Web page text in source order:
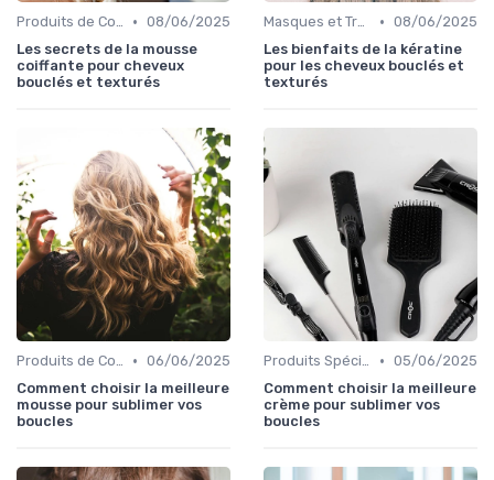
Produits de Coiffage • 08/06/2025
Les secrets de la mousse
coiffante pour cheveux
bouclés et texturés
Masques et Traitements en Profondeur • 08/06/2025
Les bienfaits de la kératine
pour les cheveux bouclés et
texturés
Produits de Coiffage • 06/06/2025
Comment choisir la meilleure
mousse pour sublimer vos
boucles
Produits Spécifiques (Anti-Frisottis, Hydratants) • 05/06/2025
Comment choisir la meilleure
crème pour sublimer vos
boucles